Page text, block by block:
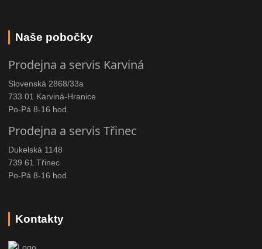
Naše pobočky
Prodejna a servis Karviná
Slovenská 2868/33a
733 01 Karviná-Hranice
Po-Pá 8-16 hod.
Prodejna a servis Třinec
Dukelská 1148
739 61 Třinec
Po-Pá 8-16 hod.
Kontakty